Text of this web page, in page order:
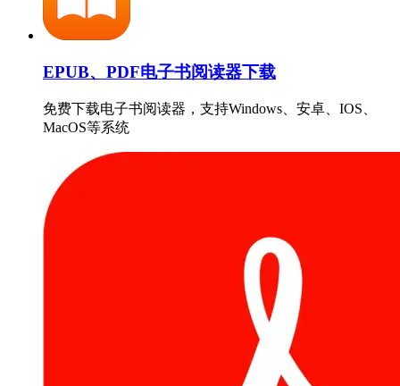
EPUB、PDF电子书阅读器下载
免费下载电子书阅读器，支持Windows、安卓、IOS、
MacOS等系统